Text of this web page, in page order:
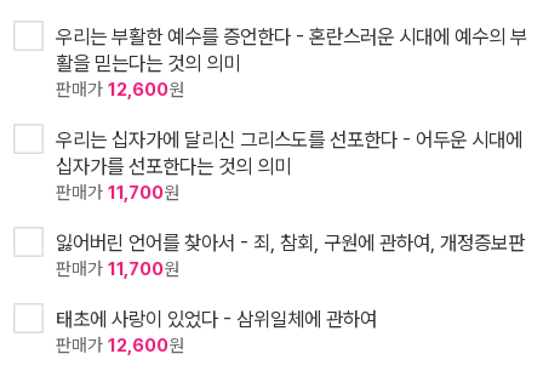
우리는 부활한 예수를 증언한다 - 혼란스러운 시대에 예수의 부
활을 믿는다는 것의 의미
판매가 12,600원
우리는 십자가에 달리신 그리스도를 선포한다 - 어두운 시대에
십자가를 선포한다는 것의 의미
판매가 11,700원
잃어버린 언어를 찾아서 - 죄, 참회, 구원에 관하여, 개정증보판
판매가 11,700원
태초에 사랑이 있었다 - 삼위일체에 관하여
판매가 12,600원